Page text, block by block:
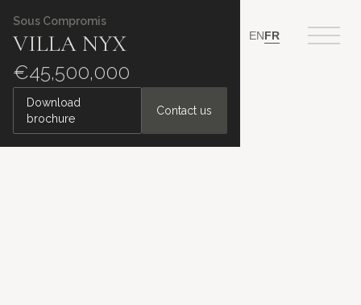
ENFR
Sous Compromis
VILLA NYX
€45,500,000
Download
brochure
Contact us